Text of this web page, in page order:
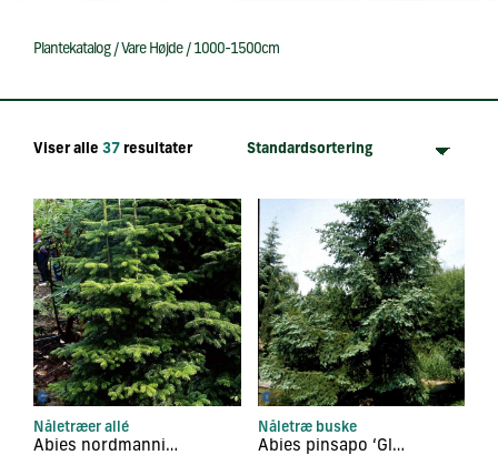
Plantekatalog/Vare Højde/ 1000-1500cm
Viser alle 37 resultater
Nåletræer allé
Abies nordmanniana
Nåletræ buske
Abies pinsapo ‘Glauca’